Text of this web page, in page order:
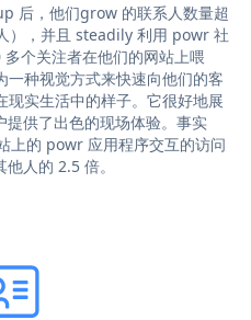
后，他们grow 的联系人数量超
），并且 steadily 利用 powr 社
个关注者在他们的网站上喂
种视觉方式来快速向他们的客
实生活中的样子。它很好地展
供了出色的现场体验。事实
上的 powr 应用程序交互的访问
人的 2.5 倍。